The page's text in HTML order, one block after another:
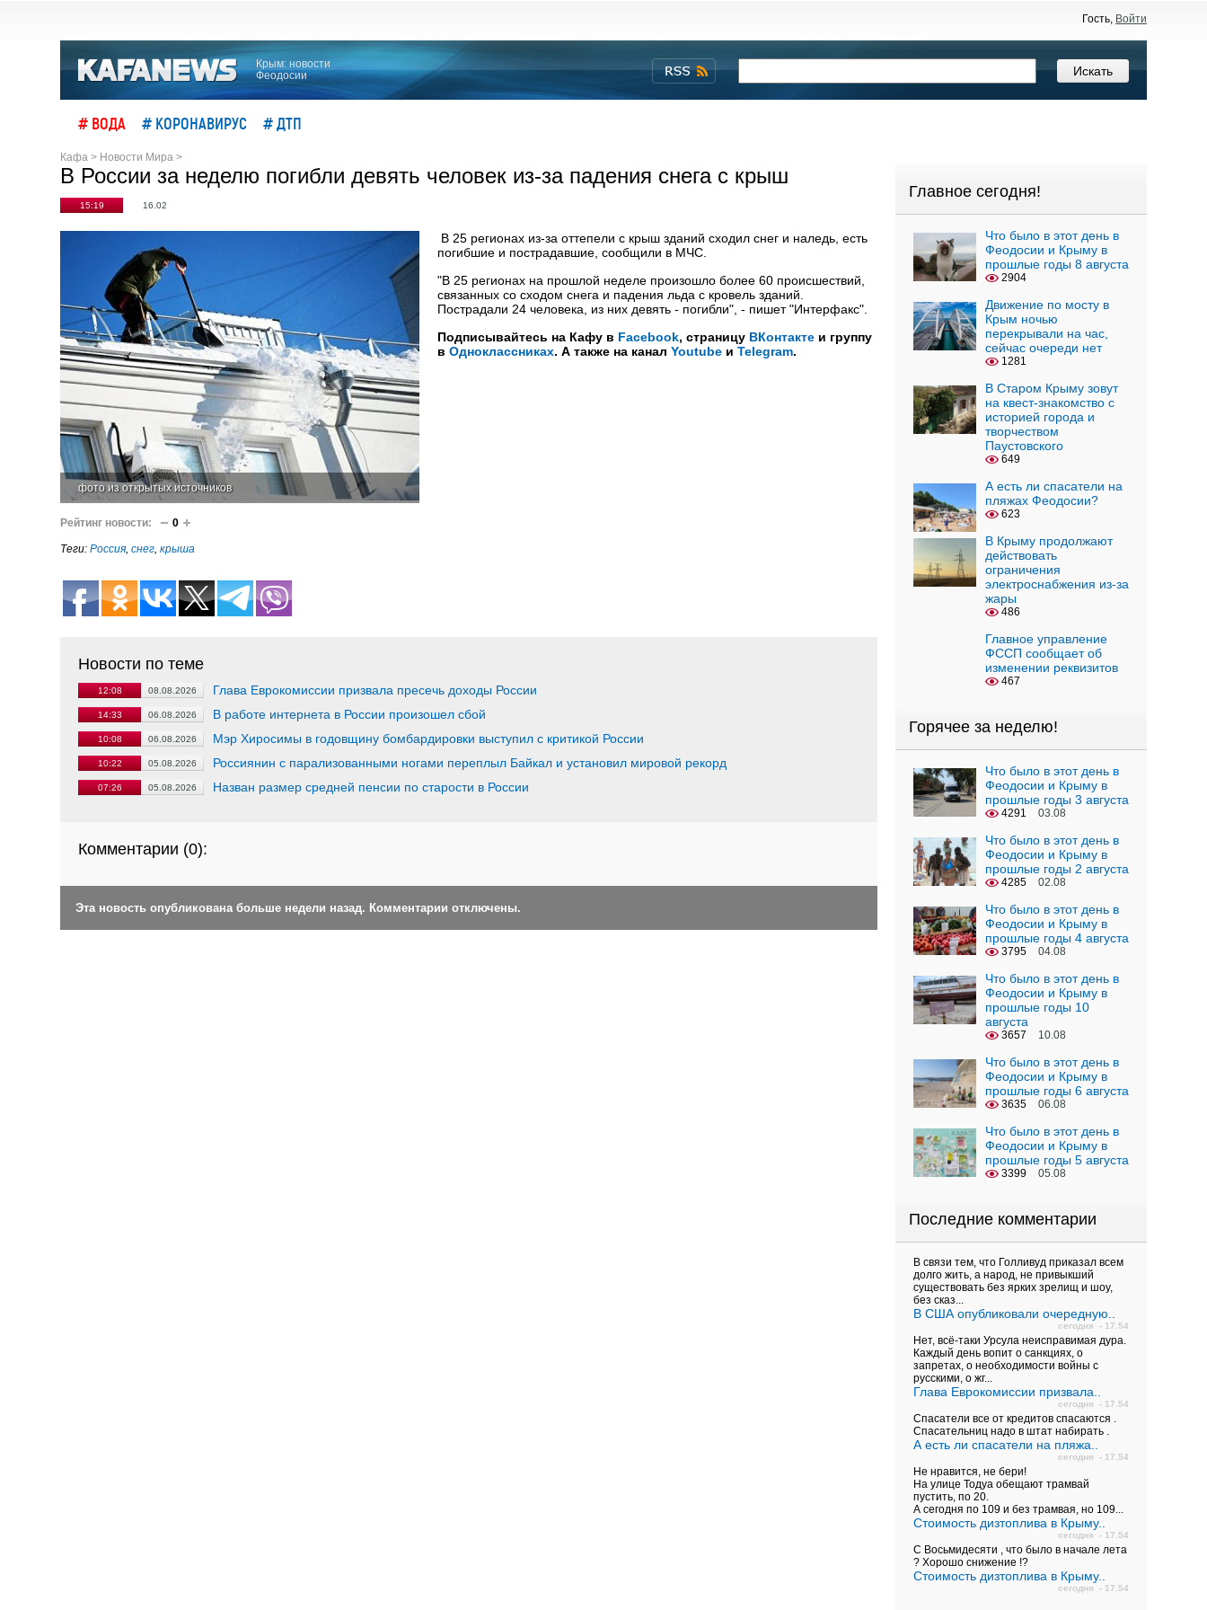
Гость, Войти
Крым: новости
Феодосии
# ВОДА # КОРОНАВИРУС # ДТП
Кафа > Новости Мира >
В России за неделю погибли девять человек из-за падения снега с крыш
15:19 16.02
фото из открытых источников
В 25 регионах из-за оттепели с крыш зданий сходил снег и наледь, есть
погибшие и пострадавшие, сообщили в МЧС.
"В 25 регионах на прошлой неделе произошло более 60 происшествий,
связанных со сходом снега и падения льда с кровель зданий.
Пострадали 24 человека, из них девять - погибли", - пишет "Интерфакс".
Подписывайтесь на Кафу в Facebook, страницу ВКонтакте и группу
в Одноклассниках. А также на канал Youtube и Telegram.
Рейтинг новости: 0
Теги: Россия, снег, крыша
Новости по теме
12:08 08.08.2026 Глава Еврокомиссии призвала пресечь доходы России
14:33 06.08.2026 В работе интернета в России произошел сбой
10:08 06.08.2026 Мэр Хиросимы в годовщину бомбардировки выступил с критикой России
10:22 05.08.2026 Россиянин с парализованными ногами переплыл Байкал и установил мировой рекорд
07:26 05.08.2026 Назван размер средней пенсии по старости в России
Комментарии (0):
Эта новость опубликована больше недели назад. Комментарии отключены.
Главное сегодня!
Что было в этот день в
Феодосии и Крыму в
прошлые годы 8 августа
2904
Движение по мосту в
Крым ночью
перекрывали на час,
сейчас очереди нет
1281
В Старом Крыму зовут
на квест-знакомство с
историей города и
творчеством
Паустовского
649
А есть ли спасатели на
пляжах Феодосии?
623
В Крыму продолжают
действовать
ограничения
электроснабжения из-за
жары
486
Главное управление
ФССП сообщает об
изменении реквизитов
467
Горячее за неделю!
Что было в этот день в
Феодосии и Крыму в
прошлые годы 3 августа
4291 03.08
Что было в этот день в
Феодосии и Крыму в
прошлые годы 2 августа
4285 02.08
Что было в этот день в
Феодосии и Крыму в
прошлые годы 4 августа
3795 04.08
Что было в этот день в
Феодосии и Крыму в
прошлые годы 10
августа
3657 10.08
Что было в этот день в
Феодосии и Крыму в
прошлые годы 6 августа
3635 06.08
Что было в этот день в
Феодосии и Крыму в
прошлые годы 5 августа
3399 05.08
Последние комментарии
В связи тем, что Голливуд приказал всем
долго жить, а народ, не привыкший
существовать без ярких зрелищ и шоу,
без сказ...
В США опубликовали очередную..
сегодня - 17.54
Нет, всё-таки Урсула неисправимая дура.
Каждый день вопит о санкциях, о
запретах, о необходимости войны с
русскими, о жг...
Глава Еврокомиссии призвала..
сегодня - 17.54
Спасатели все от кредитов спасаются .
Спасательниц надо в штат набирать .
А есть ли спасатели на пляжа..
сегодня - 17.54
Не нравится, не бери!
На улице Тодуа обещают трамвай
пустить, по 20.
А сегодня по 109 и без трамвая, но 109...
Стоимость дизтоплива в Крыму..
сегодня - 17.54
С Восьмидесяти , что было в начале лета
? Хорошо снижение !?
Стоимость дизтоплива в Крыму..
сегодня - 17.54